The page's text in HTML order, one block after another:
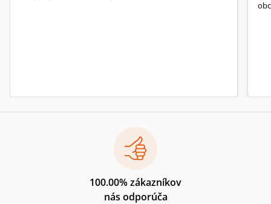
100.00% zákazníkov
nás odporúča